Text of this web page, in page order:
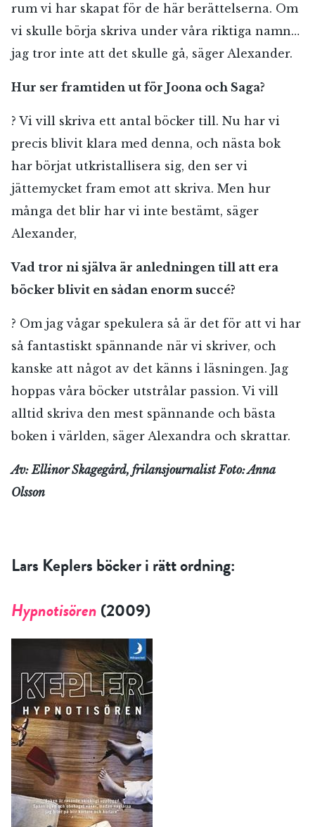
rum vi har skapat för de här berättelserna. Om
vi skulle börja skriva under våra riktiga namn…
jag tror inte att det skulle gå, säger Alexander.
Hur ser framtiden ut för Joona och Saga?
? Vi vill skriva ett antal böcker till. Nu har vi
precis blivit klara med denna, och nästa bok
har börjat utkristallisera sig, den ser vi
jättemycket fram emot att skriva. Men hur
många det blir har vi inte bestämt, säger
Alexander,
Vad tror ni själva är anledningen till att era
böcker blivit en sådan enorm succé?
? Om jag vågar spekulera så är det för att vi har
så fantastiskt spännande när vi skriver, och
kanske att något av det känns i läsningen. Jag
hoppas våra böcker utstrålar passion. Vi vill
alltid skriva den mest spännande och bästa
boken i världen, säger Alexandra och skrattar.
Av: Ellinor Skagegård, frilansjournalist Foto: Anna
Olsson
Lars Keplers böcker i rätt ordning:
Hypnotisören(2009)